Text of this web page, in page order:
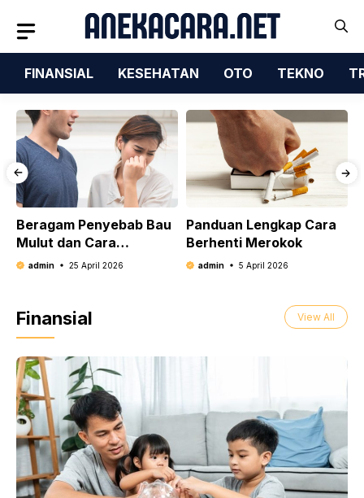
isi
FINANSIAL
KESEHATAN OTO TEKNO
Beragam Penyebab Bau
Mulut dan Cara
Menghilangkannya
admin 25 April 2026
Panduan Lengkap Cara
Berhenti Merokok
admin 5 April 2026
Finansial View All